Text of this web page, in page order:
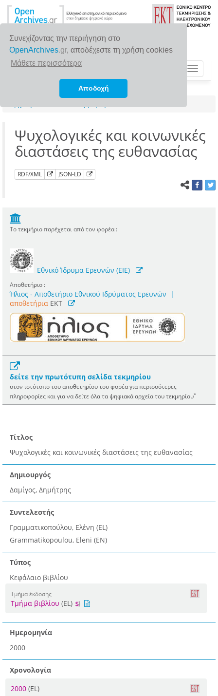
Συνεχίζοντας την περιήγηση στο
OpenArchives.gr, αποδέχεστε τη χρήση cookies
Μάθετε περισσότερα
Αποδοχή
Toggle
Ψυχολογικές και κοινωνικές
διαστάσεις της ευθανασίας
RDF/XML JSON-LD
Το τεκμήριο παρέχεται από τον φορέα :
Εθνικό Ίδρυμα Ερευνών (ΕΙΕ)
Αποθετήριο :
Ήλιος - Αποθετήριο Εθνικού Ιδρύματος Ερευνών
|
αποθετήρια EKT
δείτε την πρωτότυπη σελίδα τεκμηρίου
στον ιστότοπο του αποθετηρίου του φορέα για περισσότερες
πληροφορίες και για να δείτε όλα τα ψηφιακά αρχεία του τεκμηρίου*
Τίτλος
Ψυχολογικές και κοινωνικές διαστάσεις της ευθανασίας
Δημιουργός
Δαμίγος, Δημήτρης
Συντελεστής
Γραμματικοπούλου, Ελένη (EL)
Grammatikopoulou, Eleni (EN)
Τύπος
Κεφάλαιο βιβλίου
Τμήμα έκδοσης
Τμήμα βιβλίου (EL)
Ημερομηνία
2000
Χρονολογία
2000 (EL)